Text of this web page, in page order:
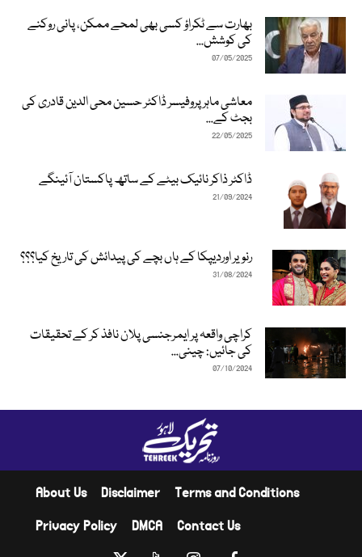
بھارت سے ٹکراؤ کسی بھی لمحے ممکن، پانی روکنے
کی کوشش...
07/05/2025
معاشی ماہر پروفیسر ڈاکٹر حسین محی الدین قادری کی
بجٹ کے...
22/05/2025
ڈاکٹر ذاکر نائیک بیٹے کے ساتھ پاکستان آئینگے
21/09/2024
رنویر اوردیپکا کے ہاں بچے کی پیدائش کی تاریخ کیا؟؟؟
31/08/2024
کراچی واقعہ پر ایمرجنسی پلان نافذ کر کے تحقیقات
کی جائیں: چینی...
07/10/2024
About Us Disclaimer
Terms and Conditions
Privacy Policy
DMCA Contact Us